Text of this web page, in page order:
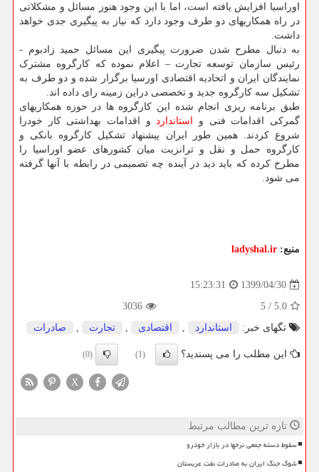
اوراسیا افزایش یافته است، اما با این وجود هنوز مسائل و مشکلاتی
در راه همکاریهای دو طرف وجود دارد که نیاز به پیگیری جدی خواهد
داشت.
به دنبال مطرح شدن ضرورت پیگیری این مسائل حمید زادبوم -
رئیس سازمان توسعه تجارت – اعلام نموده که کارگروه مشترک
نمایندگان ایران و اتحادیه اقتصادی اورسیا برگزار شده و دو طرف به
تشکیل سه کارگروه جدید و تخصصی دراین زمینه رای داده اند.
طبق برنامه ریزی انجام شده این کارگروه ها در حوزه همکاریهای
گمرکی اقدامات فنی و استاندارد
و اقدامات بهداشتی کار خودرا
شروع کردند. همین طور ایران پیشنهاد تشکیل کارگروه بانکی و
کارگروه حمل و نقل و ترانزیت میان کشورهای عضو اوراسیا را
مطرح کرده که باید دید در آینده چه تصمیمی در رابطه با آنها گرفته
می شود.
منبع: ladyshal.ir
1399/04/30
15:23:31
5.0
/
5
3036
تگهای خبر:
استاندارد , اقتصادی , تجارت , صادرات
این مطلب را می پسندید؟ (1)
(0)
X
تازه ترین مطالب مرتبط
سقوط دسته جمعی نرخها در بازار خودرو
شوک جنگ ایران به صادرات نفت عربستان